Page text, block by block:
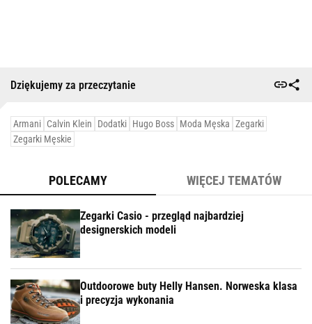
Dziękujemy za przeczytanie
Armani Calvin Klein Dodatki Hugo Boss Moda Męska Zegarki
Zegarki Męskie
POLECAMY WIĘCEJ TEMATÓW
Zegarki Casio - przegląd najbardziej
designerskich modeli
Outdoorowe buty Helly Hansen. Norweska klasa
i precyzja wykonania